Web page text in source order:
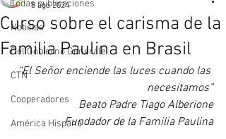
Todas publicaciones
Noticias
Del Gobierno Generale
CTN
Cooperadores
América Hispana
Curso sobre el carisma de la
Familia Paulina en Brasil
8 ago 2024
“El Señor enciende las luces cuando las
necesitamos”
Beato Padre Tiago Alberione
Fundador de la Familia Paulina